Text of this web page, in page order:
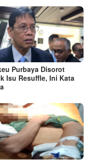
Purbaya Disorot
Isu Resuffle, Ini Kata